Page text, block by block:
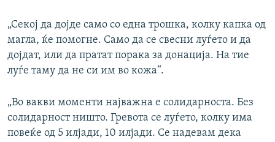
„Секој да дојде само со една трошка, колку капка од
магла, ќе помогне. Само да се свесни луѓето и да
дојдат, или да пратат порака за донација. На тие
луѓе таму да не си им во кожа“.
„Во вакви моменти најважна е солидарноста. Без
солидарност ништо. Гревота се луѓето, колку има
повеќе од 5 илјади, 10 илјади. Се надевам дека